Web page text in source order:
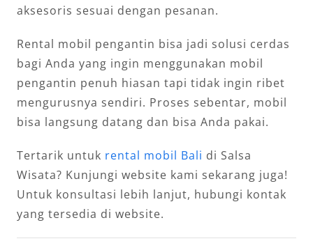
aksesoris sesuai dengan pesanan.
Rental mobil pengantin bisa jadi solusi cerdas
bagi Anda yang ingin menggunakan mobil
pengantin penuh hiasan tapi tidak ingin ribet
mengurusnya sendiri. Proses sebentar, mobil
bisa langsung datang dan bisa Anda pakai.
Tertarik untuk rental mobil Bali di Salsa
Wisata? Kunjungi website kami sekarang juga!
Untuk konsultasi lebih lanjut, hubungi kontak
yang tersedia di website.